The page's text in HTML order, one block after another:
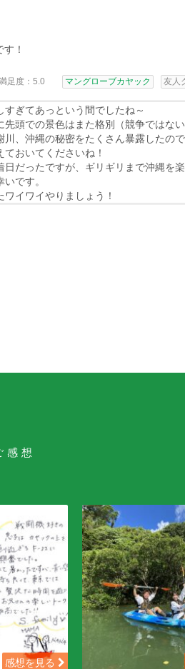
！
足度：5.0 マングローブカヤック 友人
すぎてあっという間でしたね～
先頭での景色はまた格別（競争ではない
川、沖縄の秘密をたくさん暴露したの
ておいてくださいね！
日だったですが、ギリギリまで沖縄を
いです。
ワイワイやりましょう！
感想
感想を見る